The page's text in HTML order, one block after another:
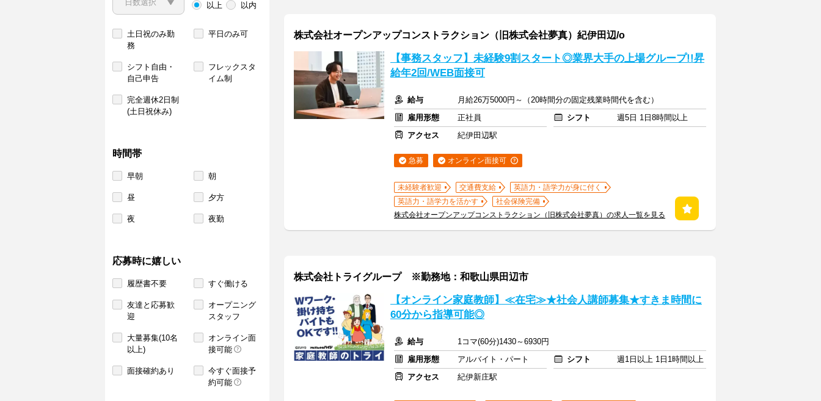
以上 以内
土日祝のみ勤
務
平日のみ可
シフト自由・
自己申告
フレックスタ
イム制
完全週休2日制
(土日祝休み)
時間帯
早朝 朝
昼 夕方
夜 夜勤
応募時に嬉しい
履歴書不要 すぐ働ける
友達と応募歓
迎
オープニング
スタッフ
大量募集(10名
以上)
オンライン面
接可能
面接確約あり
今すぐ面接予
約可能
株式会社オープンアップコンストラクション（旧株式会社夢真）紀伊田辺/o
【事務スタッフ】未経験9割スタート◎業界大手の上場グループ!!昇
給年2回/WEB面接可
給与
月給26万5000円～（20時間分の固定残業時間代を含む）
雇用形態
正社員 シフト
週5日 1日8時間以上
アクセス
紀伊田辺駅
急募 オンライン面接可
未経験者歓迎 交通費支給
英語力・語学力が身に付く
英語力・語学力を活かす
社会保険完備
株式会社オープンアップコンストラクション（旧株式会社夢真）の求人一覧を見る
株式会社トライグループ ※勤務地：和歌山県田辺市
【オンライン家庭教師】≪在宅≫★社会人講師募集★すきま時間に
60分から指導可能◎
給与
1コマ(60分)1430～6930円
雇用形態
アルバイト・パート シフト
週1日以上 1日1時間以上
アクセス
紀伊新庄駅